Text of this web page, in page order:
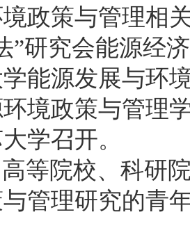
政策与管理相
”研究会能源经
能源发展与环
境政策与管理
学召开。
等院校、科研
管理研究的青